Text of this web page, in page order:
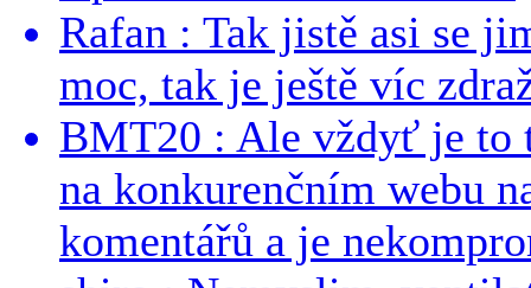
Rafan : Tak jistě asi se
moc, tak je ještě víc
BMT20 : Ale vždyť je to
na konkurenčním webu
komentářů a je